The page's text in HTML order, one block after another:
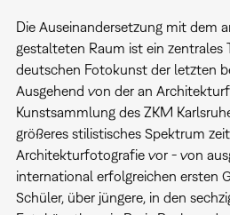
Die Auseinandersetzung mit dem
gestalteten Raum ist ein zentrales
deutschen Fotokunst der letzten
Ausgehend von der an
Kunstsammlung des ZKM
größeres stilistisches Spektrum
Architekturfotografie vor - von
international erfolgreichen ersten
Schüler, über jüngere, in den